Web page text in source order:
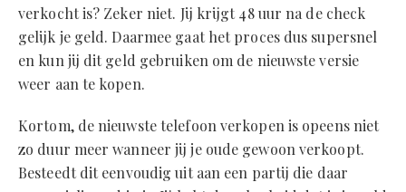
verkocht is? Zeker niet. Jij krijgt 48 uur na de check
gelijk je geld. Daarmee gaat het proces dus supersnel
en kun jij dit geld gebruiken om de nieuwste versie
weer aan te kopen.
Kortom, de nieuwste telefoon verkopen is opeens niet
zo duur meer wanneer jij je oude gewoon verkoopt.
Besteedt dit eenvoudig uit aan een partij die daar